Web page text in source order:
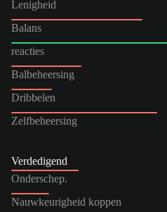
Lenigheid
Balans
reacties
Balbeheersing
Dribbelen
Zelfbeheersing
Verdedigend
Onderschep.
Nauwkeurigheid koppen